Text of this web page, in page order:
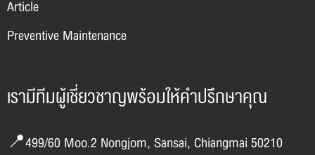
Article
Preventive Maintenance
เรามีทีมผู้เชี่ยวชาญพร้อมให้คำปรึกษาคุณ
📍499/60 Moo.2 Nongjom, Sansai, Chiangmai 50210